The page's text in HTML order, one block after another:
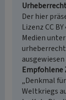
Der hier
Lizenz CC
Medien
ausgewiesen
Empfohlene
„Denkmal
Weltkriegs